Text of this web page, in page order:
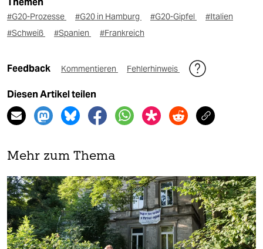
Themen
#G20-Prozesse #G20 in Hamburg #G20-Gipfel
#Italien
#Schweiß
#Spanien #Frankreich
Feedback Kommentieren Fehlerhinweis
Diesen Artikel teilen
Mehr zum Thema